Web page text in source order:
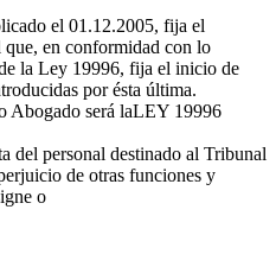
el 01.12.2005, fija el
en conformidad con lo
la Ley 19996, fija el inicio de
por ésta última.
será laLEY 19996
del personal destinado al Tribunal
de otras funciones y
o